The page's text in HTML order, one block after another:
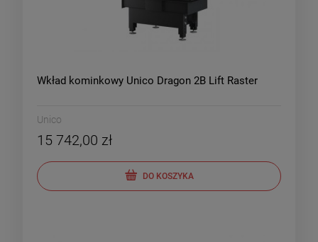
Wkład kominkowy Unico Dragon 2B Lift Raster
Unico
15 742,00 zł
DO KOSZYKA